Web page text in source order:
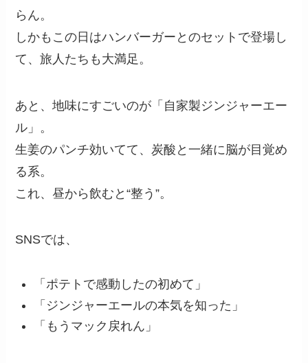
らん。
しかもこの日はハンバーガーとのセットで登場し
て、旅人たちも大満足。
あと、地味にすごいのが「自家製ジンジャーエー
ル」。
生姜のパンチ効いてて、炭酸と一緒に脳が目覚め
る系。
これ、昼から飲むと“整う”。
SNSでは、
「ポテトで感動したの初めて」
「ジンジャーエールの本気を知った」
「もうマック戻れん」